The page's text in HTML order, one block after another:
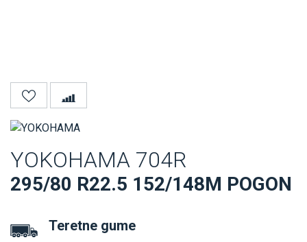
YOKOHAMA 704R
295/80 R22.5 152/148M POGON
Teretne gume